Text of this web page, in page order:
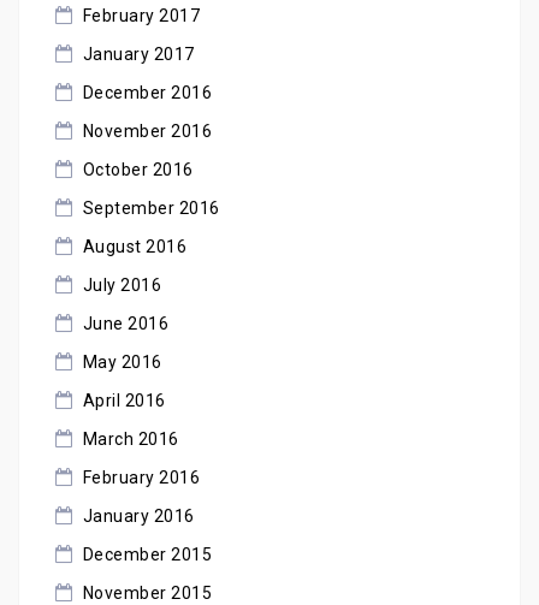
February 2017
January 2017
December 2016
November 2016
October 2016
September 2016
August 2016
July 2016
June 2016
May 2016
April 2016
March 2016
February 2016
January 2016
December 2015
November 2015